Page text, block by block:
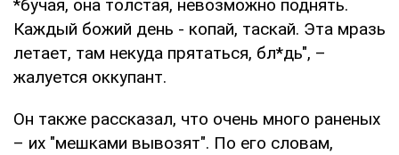
*бучая, она толстая, невозможно поднять.
Каждый божий день - копай, таскай. Эта мразь
летает, там некуда прятаться, бл*дь", –
жалуется оккупант.
Он также рассказал, что очень много раненых
– их "мешками вывозят". По его словам,